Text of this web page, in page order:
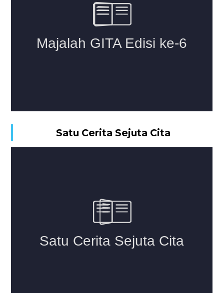
Satu Cerita Sejuta Cita